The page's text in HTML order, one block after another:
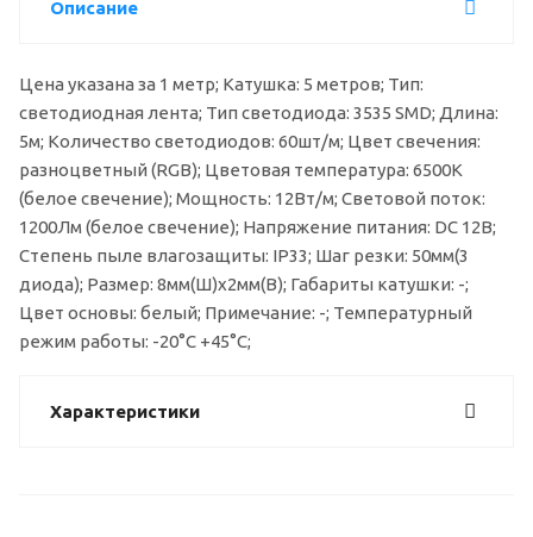
Описание
Цена указана за 1 метр; Катушка: 5 метров; Тип:
светодиодная лента; Тип светодиода: 3535 SMD; Длина:
5м; Количество светодиодов: 60шт/м; Цвет свечения:
разноцветный (RGB); Цветовая температура: 6500К
(белое свечение); Мощность: 12Вт/м; Световой поток:
1200Лм (белое свечение); Напряжение питания: DC 12В;
Степень пыле влагозащиты: IP33; Шаг резки: 50мм(3
диода); Размер: 8мм(Ш)х2мм(В); Габариты катушки: -;
Цвет основы: белый; Примечание: -; Температурный
режим работы: -20°С +45°С;
Характеристики